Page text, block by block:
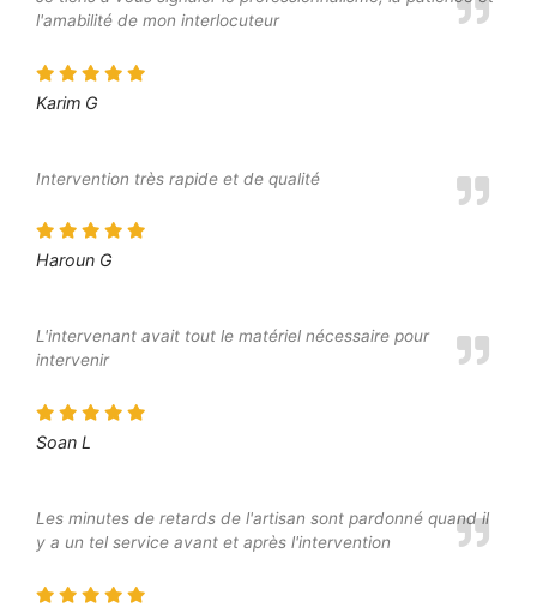
l'amabilité de mon interlocuteur
Karim G
Intervention très rapide et de qualité
Haroun G
L'intervenant avait tout le matériel nécessaire pour
intervenir
Soan L
Les minutes de retards de l'artisan sont pardonné quand il
y a un tel service avant et après l'intervention